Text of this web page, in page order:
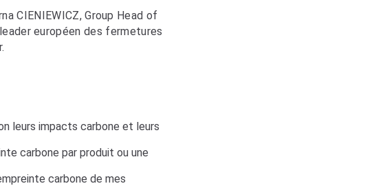
CIENIEWICZ, Group Head of
européen des fermetures
leurs impacts carbone et leurs
carbone par produit ou une
carbone de mes